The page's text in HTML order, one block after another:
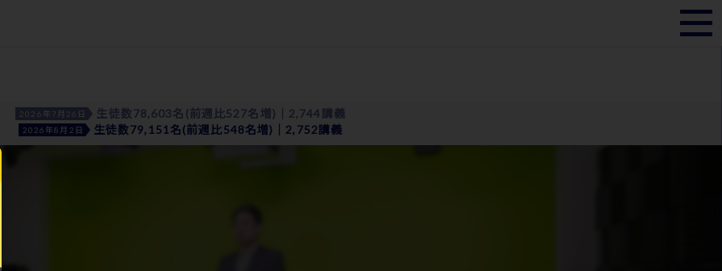
2026年7月26日 生徒数78,603名(前週比527名増)｜2,744講義
2026年8月2日 生徒数79,151名(前週比548名増)｜2,752講義